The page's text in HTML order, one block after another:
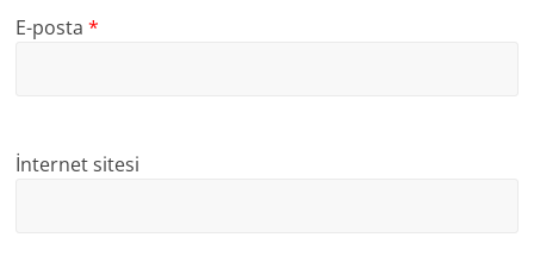
E-posta*
İnternet sitesi